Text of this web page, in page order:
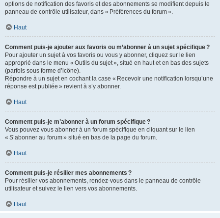
options de notification des favoris et des abonnements se modifient depuis le
panneau de contrôle utilisateur, dans « Préférences du forum ».
Haut
Comment puis-je ajouter aux favoris ou m’abonner à un sujet spécifique ?
Pour ajouter un sujet à vos favoris ou vous y abonner, cliquez sur le lien
approprié dans le menu « Outils du sujet », situé en haut et en bas des sujets
(parfois sous forme d’icône).
Répondre à un sujet en cochant la case « Recevoir une notification lorsqu’une
réponse est publiée » revient à s’y abonner.
Haut
Comment puis-je m’abonner à un forum spécifique ?
Vous pouvez vous abonner à un forum spécifique en cliquant sur le lien
« S’abonner au forum » situé en bas de la page du forum.
Haut
Comment puis-je résilier mes abonnements ?
Pour résilier vos abonnements, rendez-vous dans le panneau de contrôle
utilisateur et suivez le lien vers vos abonnements.
Haut